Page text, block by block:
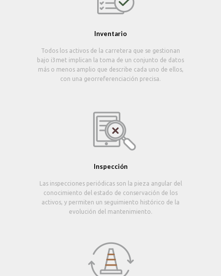
Inventario
Todos los activos de la carretera que se gestionan
bajo i3met implican la toma de un conjunto de datos
más o menos amplio que describe cada uno de ellos,
con una georreferenciación precisa.
Inspección
Las inspecciones periódicas son la pieza angular del
conocimiento del estado de conservación de los
activos, y permiten un seguimiento histórico de la
evolución del mantenimiento.